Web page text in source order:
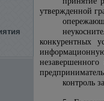
утвержденной
конкурентных
информационную
контроль